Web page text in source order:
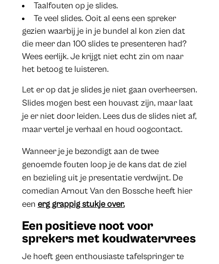
Taalfouten op je slides.
Te veel slides. Ooit al eens een spreker
gezien waarbij je in je bundel al kon zien dat
die meer dan 100 slides te presenteren had?
Wees eerlijk. Je krijgt niet echt zin om naar
het betoog te luisteren.
Let er op dat je slides je niet gaan overheersen.
Slides mogen best een houvast zijn, maar laat
je er niet door leiden. Lees dus de slides niet af,
maar vertel je verhaal en houd oogcontact.
Wanneer je je bezondigt aan de twee
genoemde fouten loop je de kans dat de ziel
en bezieling uit je presentatie verdwijnt. De
comedian Arnout Van den Bossche heeft hier
een erg grappig stukje over.
Een positieve noot voor
sprekers met koudwatervrees
Je hoeft geen enthousiaste tafelspringer te